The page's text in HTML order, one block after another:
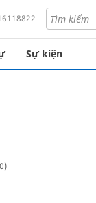
Sự kiện